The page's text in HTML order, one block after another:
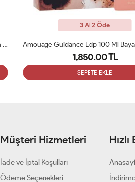
Parfums De Marly Delina Exclusive EDP Kadın 75ml Parfüm ARC
3 Al 2 Öde
1,850.00 TL
SEPETE EKLE
Müşteri Hizmetleri
İade ve İptal Koşulları
Ödeme Seçenekleri